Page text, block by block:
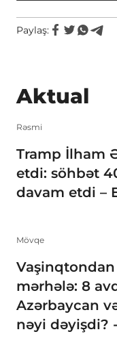
Paylaş:
Aktual
Rəsmi
Tramp İlham
etdi: söhbət
davam etdi –
Mövqe
mərhələ: 8
Azərbaycan
nəyi dəyişdi?